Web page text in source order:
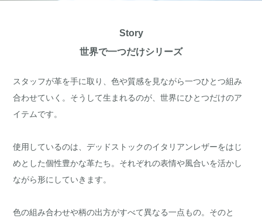
Story
世界で一つだけシリーズ
スタッフが革を手に取り、色や質感を見ながら一つひとつ組み
合わせていく。そうして生まれるのが、世界にひとつだけのア
イテムです。
使用しているのは、デッドストックのイタリアンレザーをはじ
めとした個性豊かな革たち。それぞれの表情や風合いを活かし
ながら形にしていきます。
色の組み合わせや柄の出方がすべて異なる一点もの。そのと